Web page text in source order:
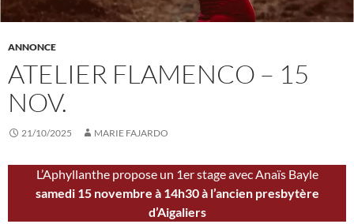
ANNONCE
ATELIER FLAMENCO – 15
NOV.
21/10/2025 MARIE FAJARDO
L’Aphyllanthe propose un 1er stage avec Anaïs Bayle
samedi 15 novembre à 14h30 à l’ancien presbytère
d’Aigaliers